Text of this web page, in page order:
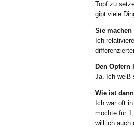
Topf zu
gibt viele
Sie machen
Ich
Den
Ja. Ich weiß
Wie ist
Ich war oft
möchte für
will ich auch